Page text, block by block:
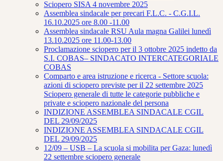
Sciopero SISA 4 novembre 2025
Assemblea sindacale per precari F.L.C. - C.G.I.L.
16.10.2025 ore 8.00 -11.00
Assemblea sindacale RSU Aula magna Galilei lunedì
13.10.2025 ore 11.00-13.00
Proclamazione sciopero per il 3 ottobre 2025 indetto da
S.I. COBAS– SINDACATO INTERCATEGORIALE
COBAS
Comparto e area istruzione e ricerca - Settore scuola:
azioni di sciopero previste per il 22 settembre 2025
Sciopero generale di tutte le categorie pubbliche e
private e sciopero nazionale del persona
INDIZIONE ASSEMBLEA SINDACALE CGIL
DEL 29/09/2025
INDIZIONE ASSEMBLEA SINDACALE CGIL
DEL 29/09/2025
12/09 – USB – La scuola si mobilita per Gaza: lunedì
22 settembre sciopero generale